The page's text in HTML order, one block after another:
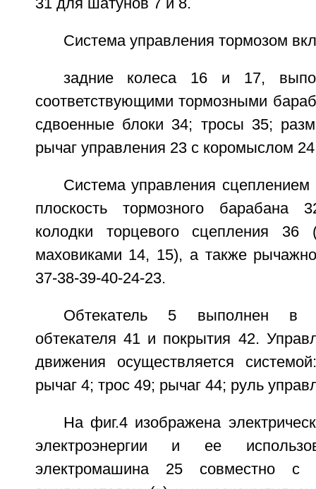
31 для шатунов 7 и 8.
Система управления тормозом
задние колеса 16 и 17,
соответствующими тормозными
сдвоенные блоки 34; тросы 35;
рычаг управления 23 с коромыслом
Система управления
плоскость тормозного барабана
колодки торцевого сцепления 36
маховиками 14, 15), а также
37-38-39-40-24-23.
Обтекатель 5 выполнен в
обтекателя 41 и покрытия 42.
движения осуществляется
рычаг 4; трос 49; рычаг 44; руль
На фиг.4 изображена
электроэнергии и ее
электромашина 25 совместно с